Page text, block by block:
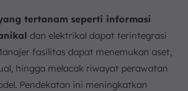
tertanam seperti informasi
dan elektrikal dapat terintegrasi
fasilitas dapat menemukan aset,
hingga melacak riwayat perawatan
Pendekatan ini meningkatkan